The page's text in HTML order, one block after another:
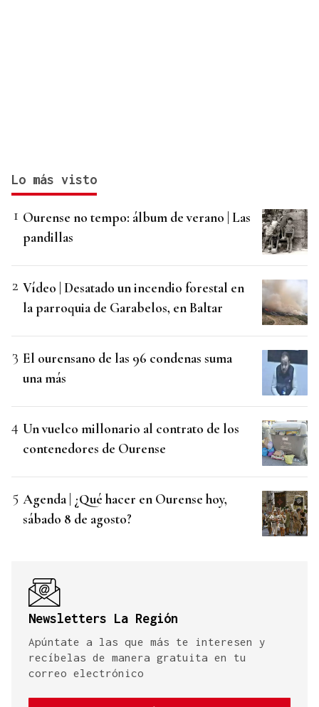
Lo más visto
Ourense no tempo: álbum de verano | Las
pandillas
Vídeo | Desatado un incendio forestal en
la parroquia de Garabelos, en Baltar
El ourensano de las 96 condenas suma
una más
Un vuelco millonario al contrato de los
contenedores de Ourense
Agenda | ¿Qué hacer en Ourense hoy,
sábado 8 de agosto?
Newsletters La Región
Apúntate a las que más te interesen y
recíbelas de manera gratuita en tu
correo electrónico